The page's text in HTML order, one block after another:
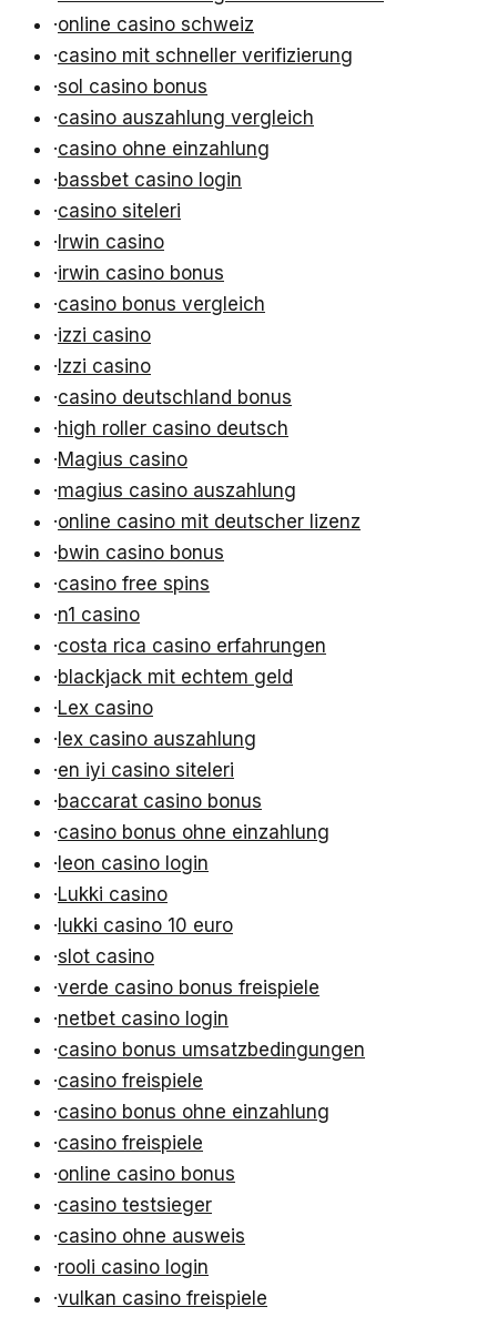
·online casino schweiz
·casino mit schneller verifizierung
·sol casino bonus
·casino auszahlung vergleich
·casino ohne einzahlung
·bassbet casino login
·casino siteleri
· Irwin casino
·irwin casino bonus
·casino bonus vergleich
·izzi casino
· Izzi casino
·casino deutschland bonus
·high roller casino deutsch
·Magius casino
·magius casino auszahlung
·online casino mit deutscher lizenz
·bwin casino bonus
·casino free spins
·n1 casino
·costa rica casino erfahrungen
·blackjack mit echtem geld
·Lex casino
· lex casino auszahlung
·en iyi casino siteleri
·baccarat casino bonus
·casino bonus ohne einzahlung
· leon casino login
·Lukki casino
· lukki casino 10 euro
·slot casino
·verde casino bonus freispiele
·netbet casino login
·casino bonus umsatzbedingungen
·casino freispiele
·casino bonus ohne einzahlung
·casino freispiele
·online casino bonus
·casino testsieger
·casino ohne ausweis
·rooli casino login
·vulkan casino freispiele